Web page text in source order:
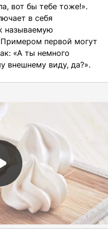
вот бы тебе тоже!».
в себя
называемую
первой могут
«А ты немного
внешнему виду, да?».